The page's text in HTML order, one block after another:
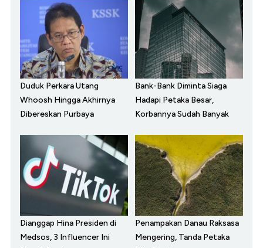
Duduk Perkara Utang
Whoosh Hingga Akhirnya
Dibereskan Purbaya
Bank-Bank Diminta Siaga
Hadapi Petaka Besar,
Korbannya Sudah Banyak
Dianggap Hina Presiden di
Medsos, 3 Influencer Ini
Penampakan Danau Raksasa
Mengering, Tanda Petaka